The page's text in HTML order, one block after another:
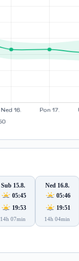
Sub 15.8.
05:45
19:53
14h 07min
Ned 16.8.
05:46
19:51
14h 04min